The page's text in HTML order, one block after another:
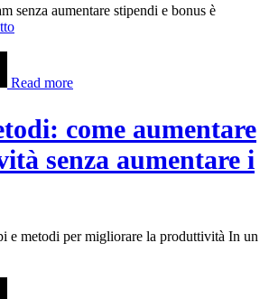
senza aumentare stipendi e bonus è
Read more
come aumentare
senza aumentare i
e metodi per migliorare la produttività In un